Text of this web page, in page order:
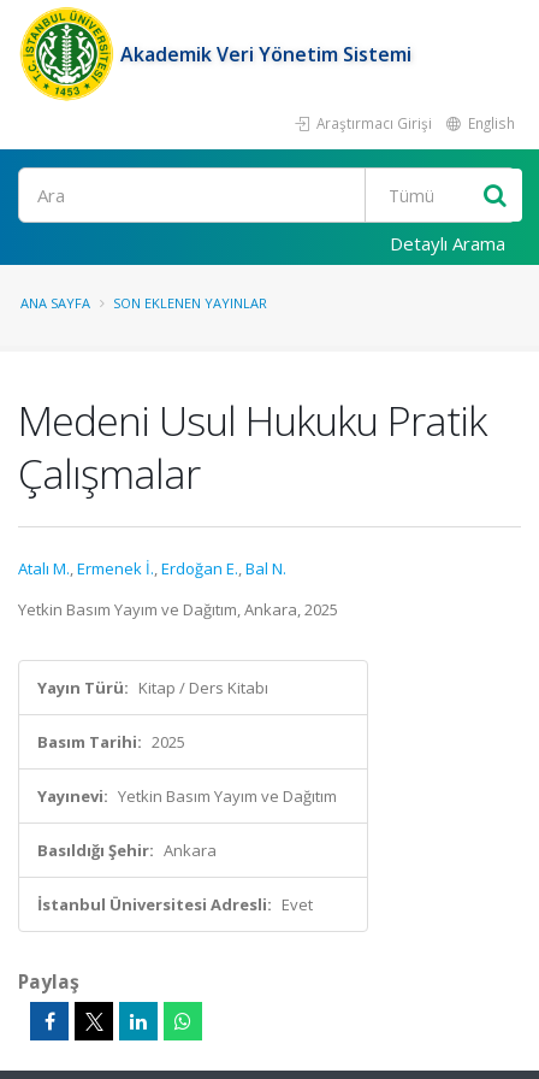
Akademik Veri Yönetim Sistemi
Araştırmacı Girişi English
Ara
Detaylı Arama
ANA SAYFA SON EKLENEN YAYINLAR
Medeni Usul Hukuku Pratik
Çalışmalar
Atalı M.,Ermenek İ.,Erdoğan E.,Bal N.
Yetkin Basım Yayım ve Dağıtım, Ankara, 2025
Yayın Türü: Kitap / Ders Kitabı
Basım Tarihi: 2025
Yayınevi: Yetkin Basım Yayım ve Dağıtım
Basıldığı Şehir: Ankara
İstanbul Üniversitesi Adresli: Evet
Paylaş